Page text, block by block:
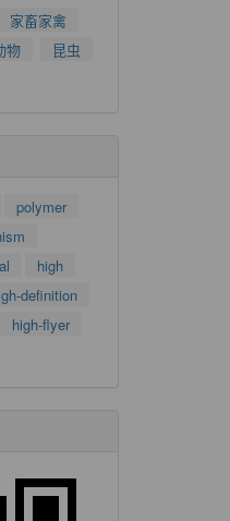
家畜家禽
物
昆虫
polymer
high
definition
high-flyer